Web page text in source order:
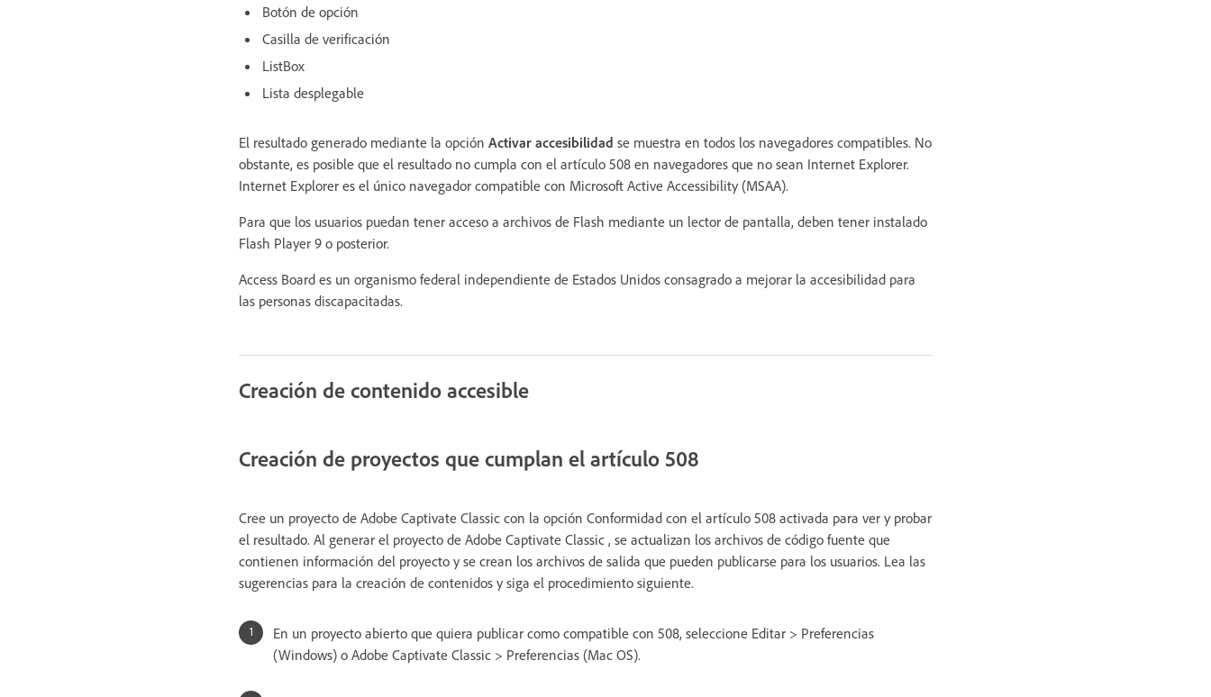
Botón de opción
Casilla de verificación
ListBox
Lista desplegable
El resultado generado mediante la opción Activar accesibilidad se muestra en todos los navegadores compatibles. No
obstante, es posible que el resultado no cumpla con el artículo 508 en navegadores que no sean Internet Explorer.
Internet Explorer es el único navegador compatible con Microsoft Active Accessibility (MSAA).
Para que los usuarios puedan tener acceso a archivos de Flash mediante un lector de pantalla, deben tener instalado
Flash Player 9 o posterior.
Access Board es un organismo federal independiente de Estados Unidos consagrado a mejorar la accesibilidad para
las personas discapacitadas.
Creación de contenido accesible
Creación de proyectos que cumplan el artículo 508
Cree un proyecto de Adobe Captivate Classic con la opción Conformidad con el artículo 508 activada para ver y probar
el resultado. Al generar el proyecto de Adobe Captivate Classic , se actualizan los archivos de código fuente que
contienen información del proyecto y se crean los archivos de salida que pueden publicarse para los usuarios. Lea las
sugerencias para la creación de contenidos y siga el procedimiento siguiente.
En un proyecto abierto que quiera publicar como compatible con 508, seleccione Editar > Preferencias
(Windows) o Adobe Captivate Classic > Preferencias (Mac OS).